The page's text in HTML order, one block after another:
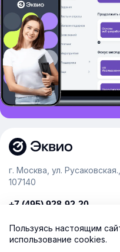
г. Москва, ул.
107140
+7 (495) 928-92-20
Расскажем о платформе и
Пользуясь настоящим
использование cookies.